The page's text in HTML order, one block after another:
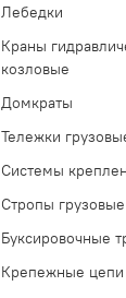
Лебедки
Краны
козловые
Домкраты
Тележки
Системы
Стропы грузовые
Буксировочные
Крепежные цепи